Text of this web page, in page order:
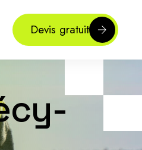
Devis gratuit